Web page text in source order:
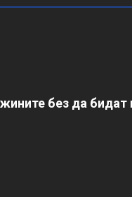
без да бидат